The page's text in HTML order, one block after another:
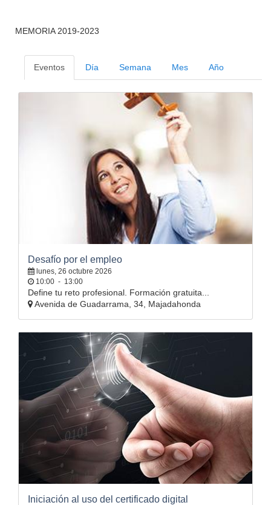
MEMORIA 2019-2023
Eventos Día Semana Mes Año
Desafío por el empleo
lunes, 26 octubre 2026
10:00 - 13:00
Define tu reto profesional. Formación gratuita...
Avenida de Guadarrama, 34, Majadahonda
Iniciación al uso del certificado digital